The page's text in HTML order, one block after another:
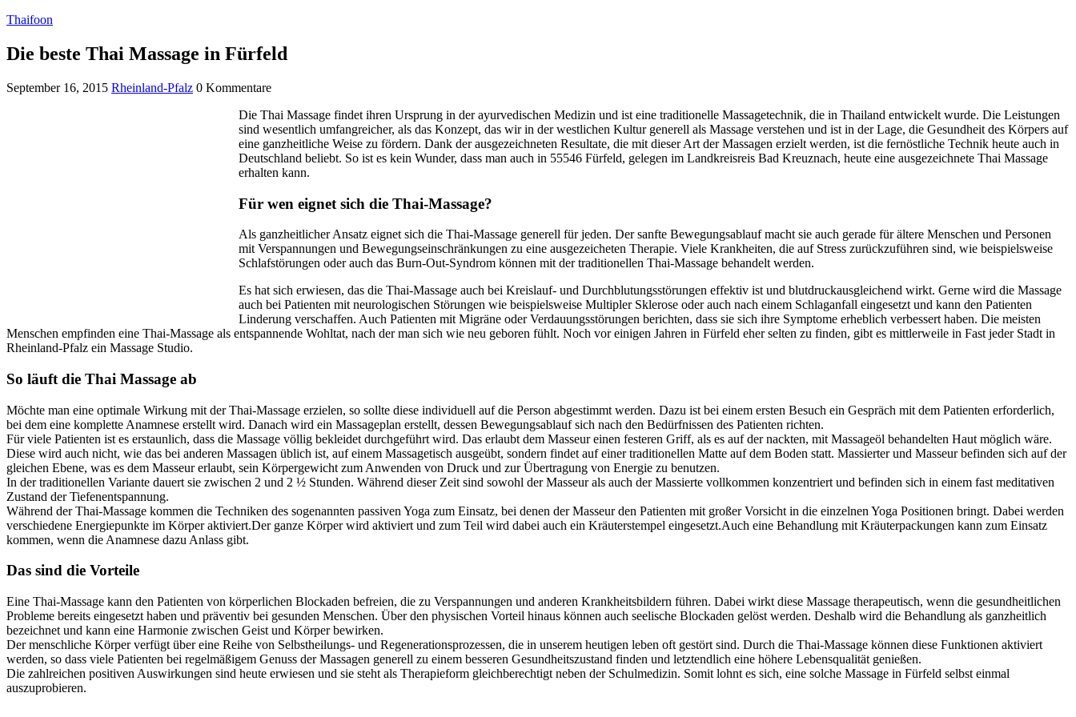
Thaifoon
Die beste Thai Massage in Fürfeld
September 16, 2015 Rheinland-Pfalz 0 Kommentare
Die Thai Massage findet ihren Ursprung in der ayurvedischen Medizin und ist eine traditionelle Massagetechnik, die in Thailand entwickelt wurde. Die Leistungen
sind wesentlich umfangreicher, als das Konzept, das wir in der westlichen Kultur generell als Massage verstehen und ist in der Lage, die Gesundheit des Körpers auf
eine ganzheitliche Weise zu fördern. Dank der ausgezeichneten Resultate, die mit dieser Art der Massagen erzielt werden, ist die fernöstliche Technik heute auch in
Deutschland beliebt. So ist es kein Wunder, dass man auch in 55546 Fürfeld, gelegen im Landkreisreis Bad Kreuznach, heute eine ausgezeichnete Thai Massage
erhalten kann.
Für wen eignet sich die Thai-Massage?
Als ganzheitlicher Ansatz eignet sich die Thai-Massage generell für jeden. Der sanfte Bewegungsablauf macht sie auch gerade für ältere Menschen und Personen
mit Verspannungen und Bewegungseinschränkungen zu eine ausgezeicheten Therapie. Viele Krankheiten, die auf Stress zurückzuführen sind, wie beispielsweise
Schlafstörungen oder auch das Burn-Out-Syndrom können mit der traditionellen Thai-Massage behandelt werden.
Es hat sich erwiesen, das die Thai-Massage auch bei Kreislauf- und Durchblutungsstörungen effektiv ist und blutdruckausgleichend wirkt. Gerne wird die Massage
auch bei Patienten mit neurologischen Störungen wie beispielsweise Multipler Sklerose oder auch nach einem Schlaganfall eingesetzt und kann den Patienten
Linderung verschaffen. Auch Patienten mit Migräne oder Verdauungsstörungen berichten, dass sie sich ihre Symptome erheblich verbessert haben. Die meisten
Menschen empfinden eine Thai-Massage als entspannende Wohltat, nach der man sich wie neu geboren fühlt. Noch vor einigen Jahren in Fürfeld eher selten zu finden, gibt es mittlerweile in Fast jeder Stadt in
Rheinland-Pfalz ein Massage Studio.
So läuft die Thai Massage ab
Möchte man eine optimale Wirkung mit der Thai-Massage erzielen, so sollte diese individuell auf die Person abgestimmt werden. Dazu ist bei einem ersten Besuch ein Gespräch mit dem Patienten erforderlich,
bei dem eine komplette Anamnese erstellt wird. Danach wird ein Massageplan erstellt, dessen Bewegungsablauf sich nach den Bedürfnissen des Patienten richten.
Für viele Patienten ist es erstaunlich, dass die Massage völlig bekleidet durchgeführt wird. Das erlaubt dem Masseur einen festeren Griff, als es auf der nackten, mit Massageöl behandelten Haut möglich wäre.
Diese wird auch nicht, wie das bei anderen Massagen üblich ist, auf einem Massagetisch ausgeübt, sondern findet auf einer traditionellen Matte auf dem Boden statt. Massierter und Masseur befinden sich auf der
gleichen Ebene, was es dem Masseur erlaubt, sein Körpergewicht zum Anwenden von Druck und zur Übertragung von Energie zu benutzen.
In der traditionellen Variante dauert sie zwischen 2 und 2 ½ Stunden. Während dieser Zeit sind sowohl der Masseur als auch der Massierte vollkommen konzentriert und befinden sich in einem fast meditativen
Zustand der Tiefenentspannung.
Während der Thai-Massage kommen die Techniken des sogenannten passiven Yoga zum Einsatz, bei denen der Masseur den Patienten mit großer Vorsicht in die einzelnen Yoga Positionen bringt. Dabei werden
verschiedene Energiepunkte im Körper aktiviert.Der ganze Körper wird aktiviert und zum Teil wird dabei auch ein Kräuterstempel eingesetzt.Auch eine Behandlung mit Kräuterpackungen kann zum Einsatz
kommen, wenn die Anamnese dazu Anlass gibt.
Das sind die Vorteile
Eine Thai-Massage kann den Patienten von körperlichen Blockaden befreien, die zu Verspannungen und anderen Krankheitsbildern führen. Dabei wirkt diese Massage therapeutisch, wenn die gesundheitlichen
Probleme bereits eingesetzt haben und präventiv bei gesunden Menschen. Über den physischen Vorteil hinaus können auch seelische Blockaden gelöst werden. Deshalb wird die Behandlung als ganzheitlich
bezeichnet und kann eine Harmonie zwischen Geist und Körper bewirken.
Der menschliche Körper verfügt über eine Reihe von Selbstheilungs- und Regenerationsprozessen, die in unserem heutigen leben oft gestört sind. Durch die Thai-Massage können diese Funktionen aktiviert
werden, so dass viele Patienten bei regelmäßigem Genuss der Massagen generell zu einem besseren Gesundheitszustand finden und letztendlich eine höhere Lebensqualität genießen.
Die zahlreichen positiven Auswirkungen sind heute erwiesen und sie steht als Therapieform gleichberechtigt neben der Schulmedizin. Somit lohnt es sich, eine solche Massage in Fürfeld selbst einmal
auszuprobieren.